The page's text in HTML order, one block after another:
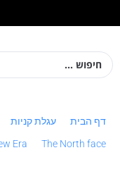
דף הבית עגלת קניות
The North face
Era